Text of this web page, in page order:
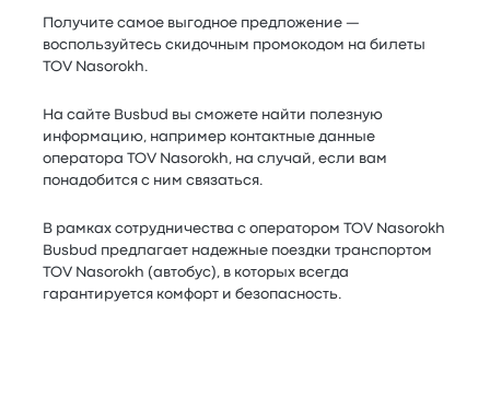
Получите самое выгодное предложение —
воспользуйтесь скидочным промокодом на билеты
TOV Nasorokh.
На сайте Busbud вы сможете найти полезную
информацию, например контактные данные
оператора TOV Nasorokh, на случай, если вам
понадобится с ним связаться.
В рамках сотрудничества с оператором TOV Nasorokh
Busbud предлагает надежные поездки транспортом
TOV Nasorokh (автобус), в которых всегда
гарантируется комфорт и безопасность.